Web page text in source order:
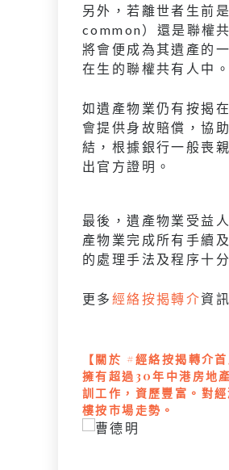
另外，若離世者生前
common）還是聯權
將會便成為其遺產的
在生的聯權共有人中
如遺產物業仍有按揭
會提供身故賠償，協
結，根據銀行一般喪
出官方證明。
最後，遺產物業受益
產物業完成所有手續
的處理手法及程序十
更多 經絡按揭轉介資訊
【關於 #經絡按揭轉介
擁有超過30年中港房地
訓工作，資歷豐富。對
樓按市場走勢。